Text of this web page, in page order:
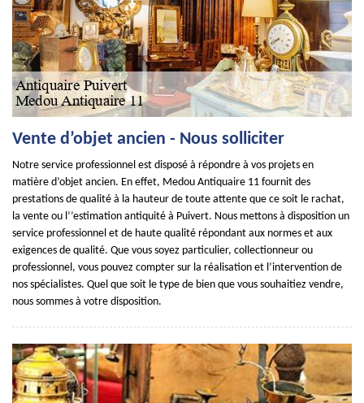
Vente d’objet ancien - Nous solliciter
Notre service professionnel est disposé à répondre à vos projets en
matière d’objet ancien. En effet, Medou Antiquaire 11 fournit des
prestations de qualité à la hauteur de toute attente que ce soit le rachat,
la vente ou l’’estimation antiquité à Puivert. Nous mettons à disposition un
service professionnel et de haute qualité répondant aux normes et aux
exigences de qualité. Que vous soyez particulier, collectionneur ou
professionnel, vous pouvez compter sur la réalisation et l’intervention de
nos spécialistes. Quel que soit le type de bien que vous souhaitiez vendre,
nous sommes à votre disposition.